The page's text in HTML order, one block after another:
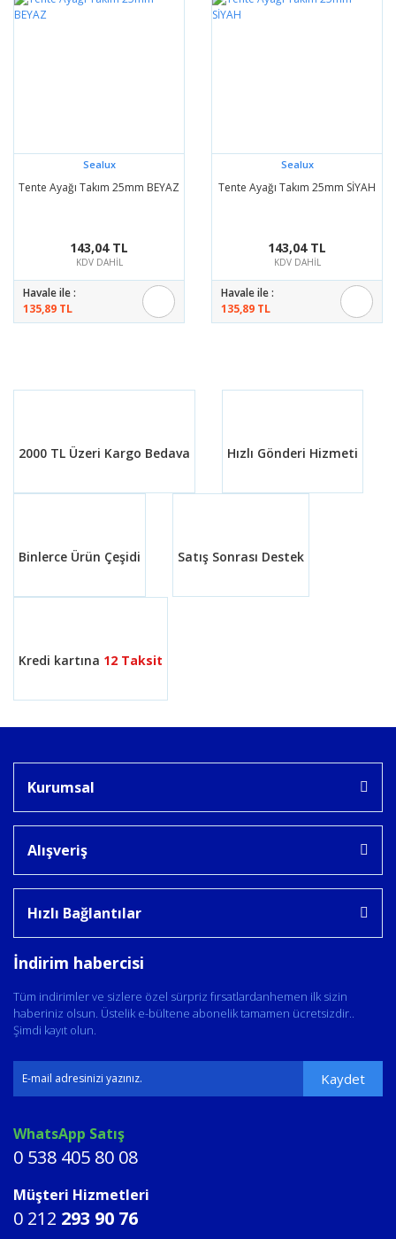
Sealux
Tente Ayağı Takım 25mm BEYAZ
143,04 TL
KDV DAHİL
Havale ile :
135,89 TL
Sealux
Tente Ayağı Takım 25mm SİYAH
143,04 TL
KDV DAHİL
Havale ile :
135,89 TL
2000 TL Üzeri Kargo Bedava Hızlı Gönderi Hizmeti
Binlerce Ürün Çeşidi Satış Sonrası Destek
Kredi kartına 12 Taksit
Kurumsal
Alışveriş
Hızlı Bağlantılar
İndirim habercisi
Tüm indirimler ve sizlere özel sürpriz fırsatlardanhemen ilk sizin
haberiniz olsun. Üstelik e-bültene abonelik tamamen ücretsizdir..
Şimdi kayıt olun.
Kaydet
WhatsApp Satış
0 538 405 80 08
Müşteri Hizmetleri
0 212 293 90 76